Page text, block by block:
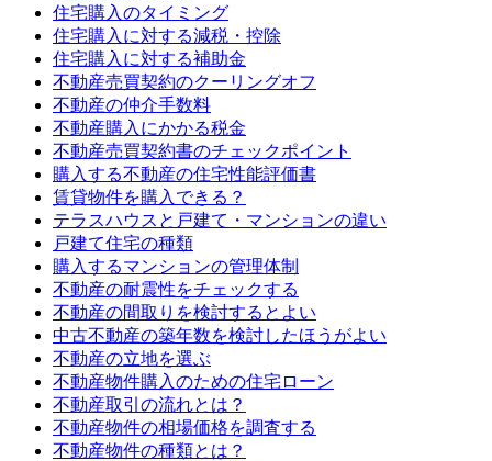
住宅購入のタイミング
住宅購入に対する減税・控除
住宅購入に対する補助金
不動産売買契約のクーリングオフ
不動産の仲介手数料
不動産購入にかかる税金
不動産売買契約書のチェックポイント
購入する不動産の住宅性能評価書
賃貸物件を購入できる？
テラスハウスと戸建て・マンションの違い
戸建て住宅の種類
購入するマンションの管理体制
不動産の耐震性をチェックする
不動産の間取りを検討するとよい
中古不動産の築年数を検討したほうがよい
不動産の立地を選ぶ
不動産物件購入のための住宅ローン
不動産取引の流れとは？
不動産物件の相場価格を調査する
不動産物件の種類とは？